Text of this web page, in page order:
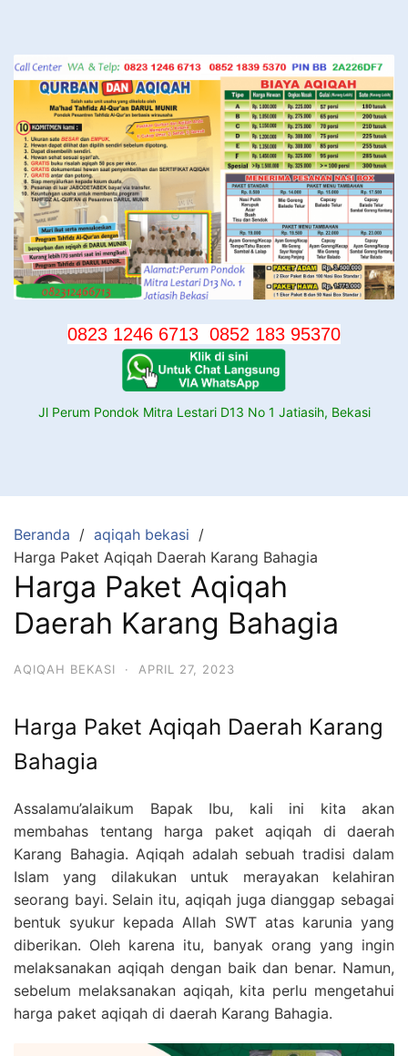
konten
0823 1246 6713 0852 183 95370
Jl Perum Pondok Mitra Lestari D13 No 1 Jatiasih, Bekasi
Beranda
aqiqah bekasi
Harga Paket Aqiqah Daerah Karang Bahagia
Harga Paket Aqiqah
Daerah Karang Bahagia
AQIQAH BEKASI · APRIL 27, 2023
Harga Paket Aqiqah Daerah Karang
Bahagia
Assalamu’alaikum Bapak Ibu, kali ini kita akan
membahas tentang harga paket aqiqah di daerah
Karang Bahagia. Aqiqah adalah sebuah tradisi dalam
Islam yang dilakukan untuk merayakan kelahiran
seorang bayi. Selain itu, aqiqah juga dianggap sebagai
bentuk syukur kepada Allah SWT atas karunia yang
diberikan. Oleh karena itu, banyak orang yang ingin
melaksanakan aqiqah dengan baik dan benar. Namun,
sebelum melaksanakan aqiqah, kita perlu mengetahui
harga paket aqiqah di daerah Karang Bahagia.